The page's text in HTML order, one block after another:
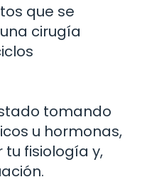
que se
cirugía
tomando
u hormonas,
fisiología y,